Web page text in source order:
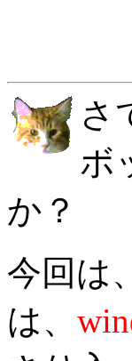
さ
ボ
か？
今回は
は、